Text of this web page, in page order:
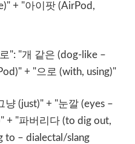
+ "아이팟 (AirPod,
": "개 같은 (dog-like –
+ "으로 (with, using)"
냥 (just)" + "눈깔 (eyes –
+ "파버리다 (to dig out,
to – dialectal/slang